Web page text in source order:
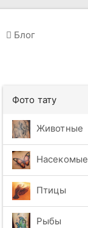
Блог
Фото тату
Животные
Насекомые
Птицы
Рыбы